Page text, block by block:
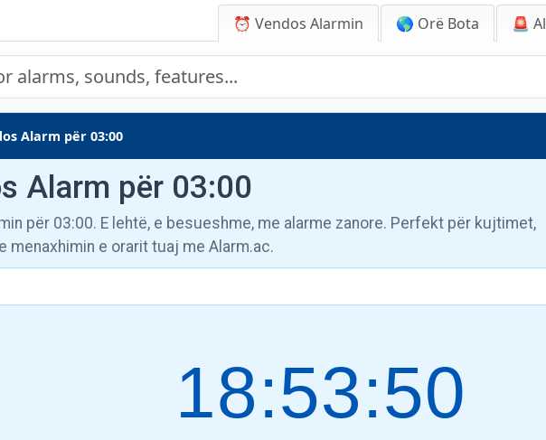
⏰ Vendos Alarmin 🌎 Orë Bota 🚨
Alarm për 03:00
Alarm për 03:00
për 03:00. E lehtë, e besueshme, me alarme zanore. Perfekt për kujtimet,
menaxhimin e orarit tuaj me Alarm.ac.
18:53:51